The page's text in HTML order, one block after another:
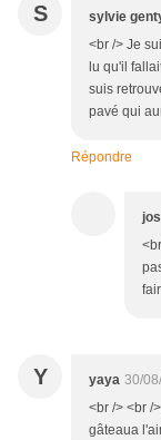
S sylvie
<br /> Je
lu qu'il
suis
pavé qui
Répondre
Y yaya 30/
<br /> <br /
gâteaua